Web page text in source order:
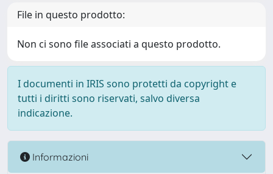
File in questo prodotto:
Non ci sono file associati a questo prodotto.
I documenti in IRIS sono protetti da copyright e
tutti i diritti sono riservati, salvo diversa
indicazione.
Informazioni